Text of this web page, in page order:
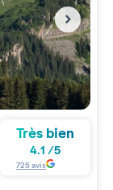
Très bien
4.1 /5
725avis